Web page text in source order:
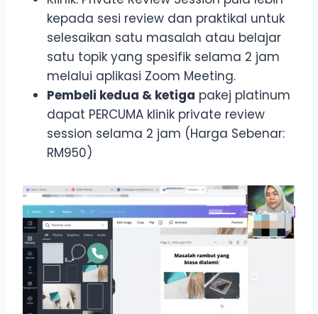
kepada sesi review dan praktikal untuk
selesaikan satu masalah atau belajar
satu topik yang spesifik selama 2 jam
melalui aplikasi Zoom Meeting.
Pembeli kedua & ketiga pakej platinum
dapat PERCUMA klinik private review
session selama 2 jam (Harga Sebenar:
RM950)